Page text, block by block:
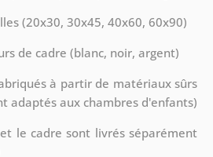
(20x30, 30x45, 40x60, 60x90)
de cadre (blanc, noir, argent)
à partir de matériaux sûrs
adaptés aux chambres d'enfants)
le cadre sont livrés séparément